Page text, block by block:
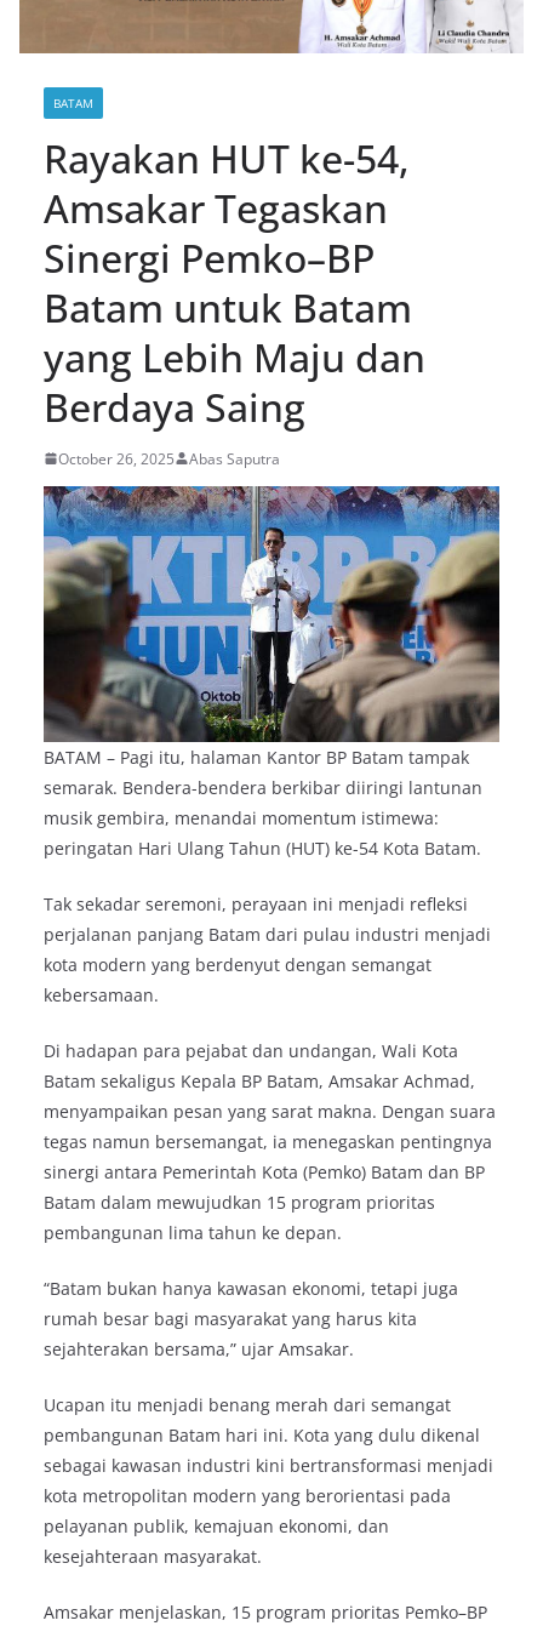
BATAM
Rayakan HUT ke-54,
Amsakar Tegaskan
Sinergi Pemko–BP
Batam untuk Batam
yang Lebih Maju dan
Berdaya Saing
October 26, 2025 Abas Saputra
BATAM – Pagi itu, halaman Kantor BP Batam tampak
semarak. Bendera-bendera berkibar diiringi lantunan
musik gembira, menandai momentum istimewa:
peringatan Hari Ulang Tahun (HUT) ke-54 Kota Batam.
Tak sekadar seremoni, perayaan ini menjadi refleksi
perjalanan panjang Batam dari pulau industri menjadi
kota modern yang berdenyut dengan semangat
kebersamaan.
Di hadapan para pejabat dan undangan, Wali Kota
Batam sekaligus Kepala BP Batam, Amsakar Achmad,
menyampaikan pesan yang sarat makna. Dengan suara
tegas namun bersemangat, ia menegaskan pentingnya
sinergi antara Pemerintah Kota (Pemko) Batam dan BP
Batam dalam mewujudkan 15 program prioritas
pembangunan lima tahun ke depan.
“Batam bukan hanya kawasan ekonomi, tetapi juga
rumah besar bagi masyarakat yang harus kita
sejahterakan bersama,” ujar Amsakar.
Ucapan itu menjadi benang merah dari semangat
pembangunan Batam hari ini. Kota yang dulu dikenal
sebagai kawasan industri kini bertransformasi menjadi
kota metropolitan modern yang berorientasi pada
pelayanan publik, kemajuan ekonomi, dan
kesejahteraan masyarakat.
Amsakar menjelaskan, 15 program prioritas Pemko–BP